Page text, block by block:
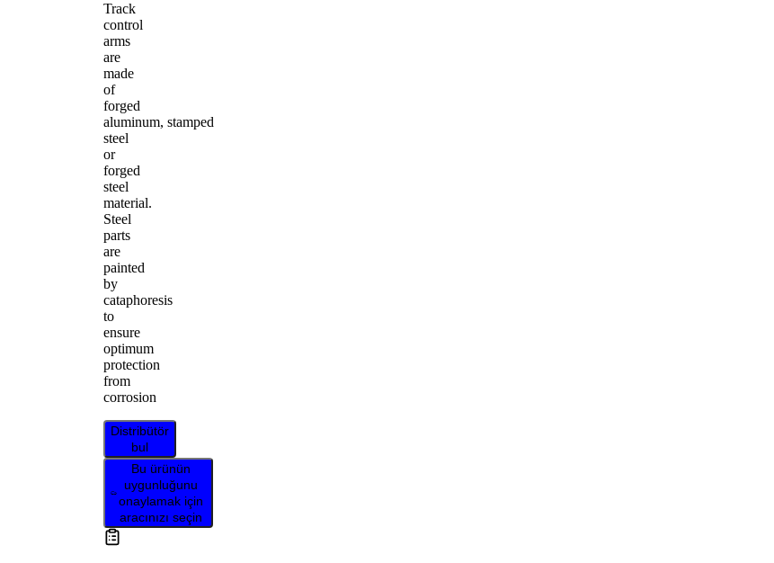
Track
control
arms
are
made
of
forged
aluminum, stamped
steel
or
forged
steel
material.
Steel
parts
are
painted
by
cataphoresis
to
ensure
optimum
protection
from
corrosion
Distribütör
bul
Bu ürünün
uygunluğunu
onaylamak için
aracınızı seçin